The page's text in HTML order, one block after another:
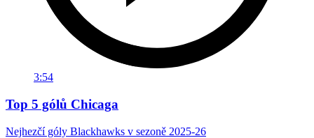
3:54
Top 5 gólů Chicaga
Nejhezčí góly Blackhawks v sezoně 2025-26